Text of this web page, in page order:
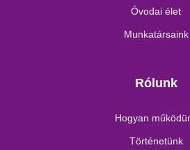
Óvodai élet
Munkatársaink
Rólunk
Hogyan
Történetünk